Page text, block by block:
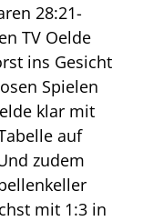
28:21-
TV Oelde
ins Gesicht
Spielen
klar mit
auf
zudem
mit 1:3 in